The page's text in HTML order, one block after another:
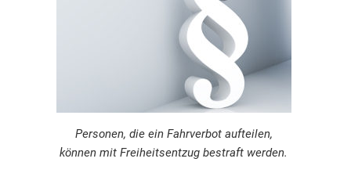
Personen, die ein Fahrverbot aufteilen,
können mit Freiheitsentzug bestraft werden.